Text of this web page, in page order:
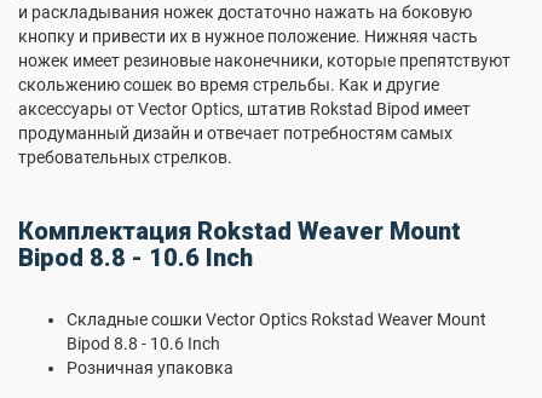
и раскладывания ножек достаточно нажать на боковую
кнопку и привести их в нужное положение. Нижняя часть
ножек имеет резиновые наконечники, которые препятствуют
скольжению сошек во время стрельбы. Как и другие
аксессуары от Vector Optics, штатив Rokstad Bipod имеет
продуманный дизайн и отвечает потребностям самых
требовательных стрелков.
Комплектация Rokstad Weaver Mount
Bipod 8.8 - 10.6 Inch
Складные сошки Vector Optics Rokstad Weaver Mount
Bipod 8.8 - 10.6 Inch
Розничная упаковка